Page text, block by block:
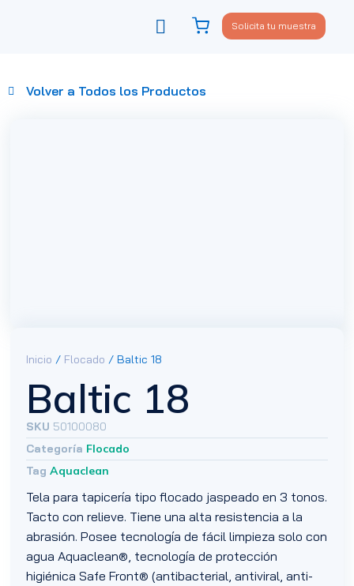
Solicita tu muestra
Volver a Todos los Productos
Inicio / Flocado / Baltic 18
Baltic 18
SKU 50100080
Categoría Flocado
Tag Aquaclean
Tela para tapicería tipo flocado jaspeado en 3 tonos.
Tacto con relieve. Tiene una alta resistencia a la
abrasión. Posee tecnología de fácil limpieza solo con
agua Aquaclean®, tecnología de protección
higiénica Safe Front® (antibacterial, antiviral, anti-